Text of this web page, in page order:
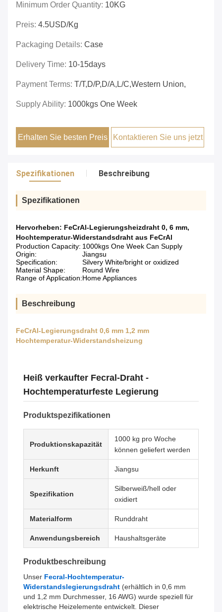
Minimum Order Quantity: 10KG
Preis: 4.5USD/Kg
Packaging Details: Case
Delivery Time: 10-15days
Payment Terms: T/T,D/P,D/A,L/C,Western Union,
Supply Ability: 1000kgs One Week
Erhalten Sie besten Preis Kontaktieren Sie uns jetzt
Spezifikationen Beschreibung
Spezifikationen
Hervorheben: FeCrAl-Legierungsheizdraht 0, 6 mm,
Hochtemperatur-Widerstandsdraht aus FeCrAl
Production Capacity: 1000kgs One Week Can Supply
Origin:
Jiangsu
Specification:
Silvery White/bright or oxidized
Material Shape:
Round Wire
Range of Application:Home Appliances
Beschreibung
FeCrAl-Legierungsdraht 0,6 mm 1,2 mm
Hochtemperatur-Widerstandsheizung
Heiß verkaufter Fecral-Draht -
Hochtemperaturfeste Legierung
Produktspezifikationen
Produktionskapazität
1000 kg pro Woche
können geliefert werden
Herkunft Jiangsu
Spezifikation
Silberweiß/hell oder
oxidiert
Materialform Runddraht
Anwendungsbereich Haushaltsgeräte
Produktbeschreibung
Unser Fecral-Hochtemperatur-
Widerstandslegierungsdraht (erhältlich in 0,6 mm
und 1,2 mm Durchmesser, 16 AWG) wurde speziell für
elektrische Heizelemente entwickelt. Dieser